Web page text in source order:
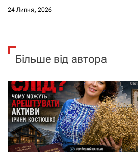
24 Липня, 2026
Більше від автора